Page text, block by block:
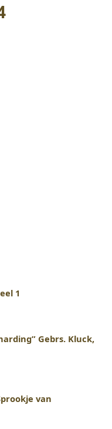
1
Gebrs. Kluck,
van